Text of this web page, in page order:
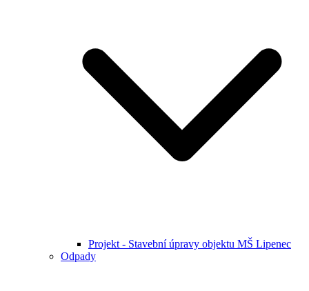
Projekt - Stavební úpravy objektu MŠ Lipenec
Odpady